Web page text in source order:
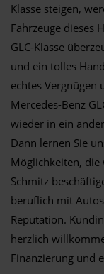
Klasse steigen,
Fahrzeuge dieses
GLC-Klasse
und ein tolles
echtes Vergnügen
Mercedes-Benz
wieder in ein
Dann lernen Sie
Möglichkeiten,
Schmitz
beruflich mit
Reputation.
herzlich
Finanzierung und